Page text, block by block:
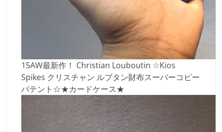
15AW最新作！ Christian Louboutin ☆Kios
Spikes クリスチャン ルブタン財布スーパーコピー
パテント☆★カードケース★